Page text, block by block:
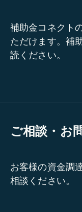
補助金コネクト
ただけます。補
読ください。
ご相談・お
お客様の資金調
相談ください。